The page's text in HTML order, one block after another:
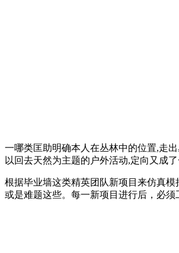
一哪类匡助明确本人在丛林中的位置,走
以回去天然为主题的户外活动,定向又成
根据毕业墙这类精英团队新项目来仿真
或是难题这些。每一新项目进行后，必